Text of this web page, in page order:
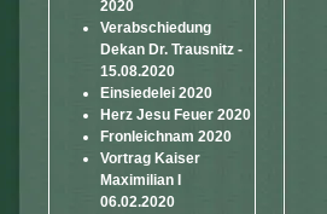
2020
Verabschiedung
Dekan Dr. Trausnitz -
15.08.2020
Einsiedelei 2020
Herz Jesu Feuer 2020
Fronleichnam 2020
Vortrag Kaiser
Maximilian I
06.02.2020